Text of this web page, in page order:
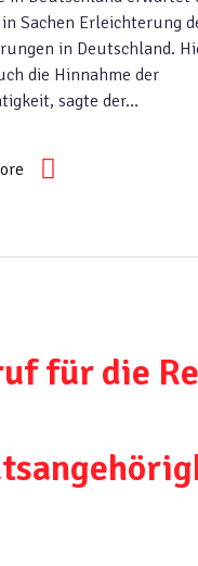
Sachen Erleichterung
in Deutschland.
die Hinnahme der
sagte der…
für die